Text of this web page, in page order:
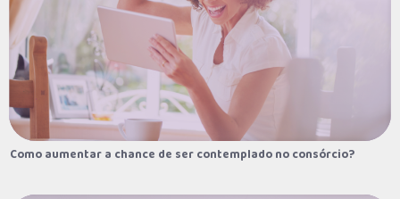
Como aumentar a chance de ser contemplado no consórcio?
Como aumentar a chance de ser contemplado no consórcio?